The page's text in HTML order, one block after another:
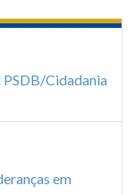
PSDB/Cidadania
em